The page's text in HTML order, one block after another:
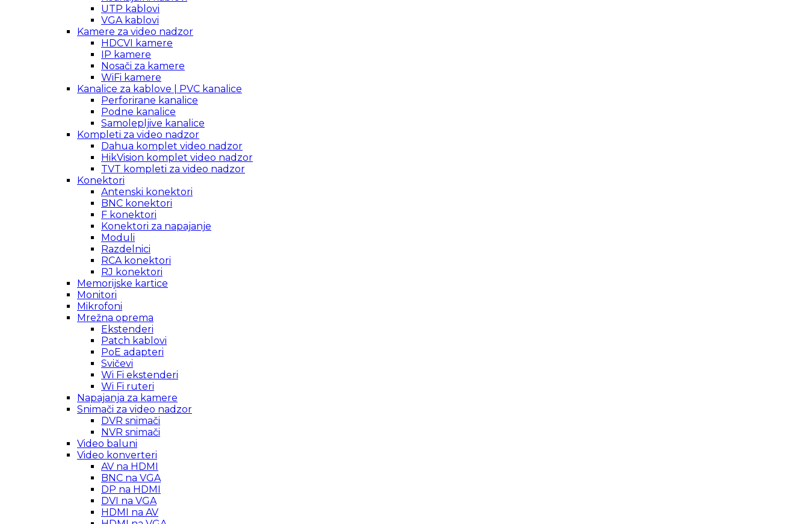
UTP kablovi
VGA kablovi
Kamere za video nadzor
HDCVI kamere
IP kamere
Nosači za kamere
WiFi kamere
Kanalice za kablove | PVC kanalice
Perforirane kanalice
Podne kanalice
Samolepljive kanalice
Kompleti za video nadzor
Dahua komplet video nadzor
HikVision komplet video nadzor
TVT kompleti za video nadzor
Konektori
Antenski konektori
BNC konektori
F konektori
Konektori za napajanje
Moduli
Razdelnici
RCA konektori
RJ konektori
Memorijske kartice
Monitori
Mikrofoni
Mrežna oprema
Ekstenderi
Patch kablovi
PoE adapteri
Svičevi
Wi Fi ekstenderi
Wi Fi ruteri
Napajanja za kamere
Snimači za video nadzor
DVR snimači
NVR snimači
Video baluni
Video konverteri
AV na HDMI
BNC na VGA
DP na HDMI
DVI na VGA
HDMI na AV